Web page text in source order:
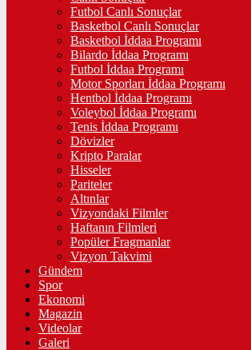
Futbol Canlı Sonuçlar
Basketbol Canlı Sonuçlar
Basketbol İddaa Programı
Bilardo İddaa Programı
Futbol İddaa Programı
Motor Sporları İddaa Programı
Hentbol İddaa Programı
Voleybol İddaa Programı
Tenis İddaa Programı
Dövizler
Kripto Paralar
Hisseler
Pariteler
Altınlar
Vizyondaki Filmler
Haftanın Filmleri
Popüler Fragmanlar
Vizyon Takvimi
Gündem
Spor
Ekonomi
Magazin
Videolar
Galeri